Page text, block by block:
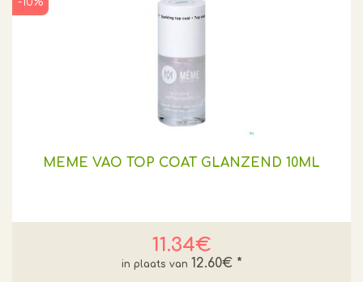
MEME VAO TOP COAT GLANZEND 10ML
11.34€
12.60€ *